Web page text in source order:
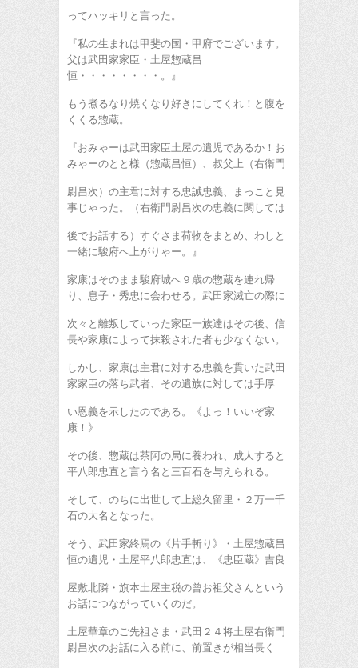
ってハッキリと言った。
『私の生まれは甲斐の国・甲府でございます。
父は武田家家臣・土屋惣蔵昌
恒・・・・・・・・。』
もう煮るなり焼くなり好きにしてくれ！と腹を
くくる惣蔵。
『おみゃーは武田家臣土屋の遺児であるか！お
みゃーのとと様（惣蔵昌恒）、叔父上（右衛門
尉昌次）の主君に対する忠誠忠義、まっこと見
事じゃった。（右衛門尉昌次の忠義に関しては
後でお話する）すぐさま荷物をまとめ、わしと
一緒に駿府へ上がりゃー。』
家康はそのまま駿府城へ９歳の惣蔵を連れ帰
り、息子・秀忠に会わせる。武田家滅亡の際に
次々と離叛していった家臣一族達はその後、信
長や家康によって抹殺された者も少なくない。
しかし、家康は主君に対する忠義を貫いた武田
家家臣の落ち武者、その遺族に対しては手厚
い恩義を示したのである。《よっ！いいぞ家
康！》
その後、惣蔵は茶阿の局に養われ、成人すると
平八郎忠直と言う名と三百石を与えられる。
そして、のちに出世して上総久留里・２万一千
石の大名となった。
そう、武田家終焉の《片手斬り》・土屋惣蔵昌
恒の遺児・土屋平八郎忠直は、《忠臣蔵》吉良
屋敷北隣・旗本土屋主税の曾お祖父さんという
お話につながっていくのだ。
土屋華章のご先祖さま・武田２４将土屋右衛門
尉昌次のお話に入る前に、前置きが相当長く